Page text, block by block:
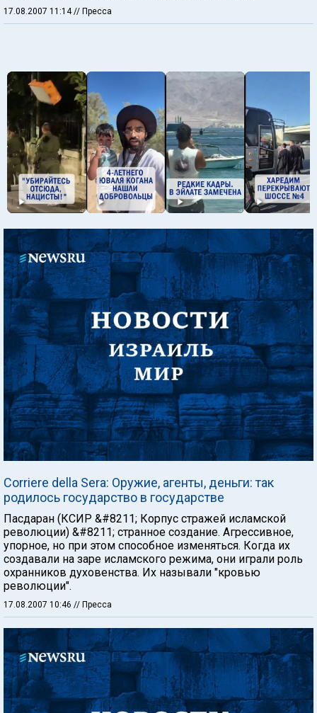
17.08.2007 11:14 // Пресса
Corriere della Sera: Оружие, агенты, деньги: так
родилось государство в государстве
Пасдаран (КСИР &#8211; Корпус стражей исламской
революции) &#8211; странное создание. Агрессивное,
упорное, но при этом способное изменяться. Когда их
создавали на заре исламского режима, они играли роль
охранников духовенства. Их называли "кровью
революции".
17.08.2007 10:46 // Пресса